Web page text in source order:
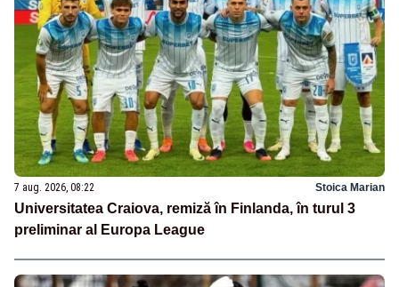
7 aug. 2026, 08:22 Stoica Marian
Universitatea Craiova, remiză în Finlanda, în turul 3
preliminar al Europa League